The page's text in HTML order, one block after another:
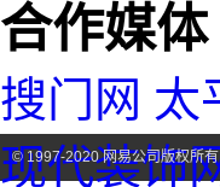
合作媒体
搜门网 太
现代装饰
© 1997-2020 网易公司版权所有